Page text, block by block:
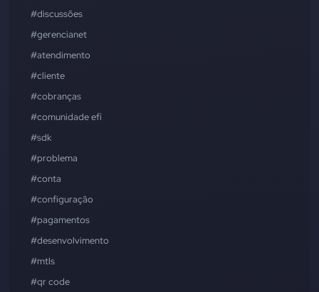
#discussões
#gerencianet
#atendimento
#cliente
#cobranças
#comunidade efí
#sdk
#problema
#conta
#configuração
#pagamentos
#desenvolvimento
#mtls
#qr code